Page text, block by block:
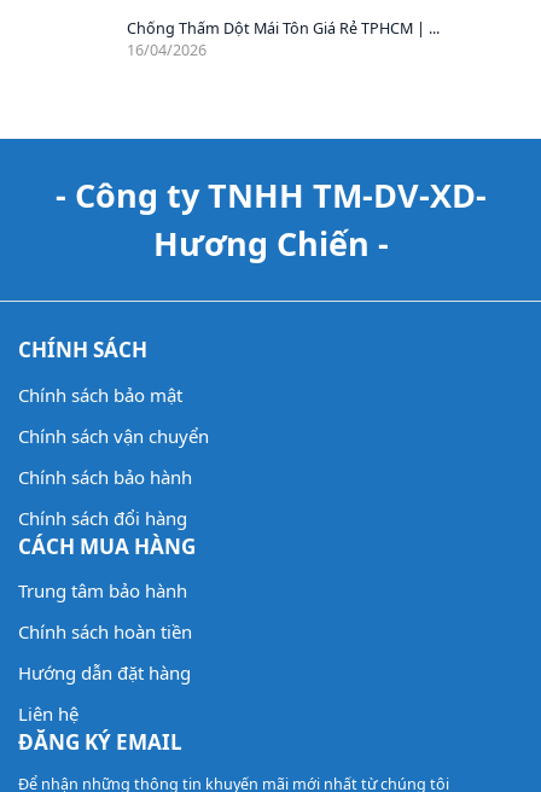
Chống Thấm Dột Mái Tôn Giá Rẻ TPHCM | ...
16/04/2026
- Công ty TNHH TM-DV-XD-
Hương Chiến -
CHÍNH SÁCH
Chính sách bảo mật
Chính sách vận chuyển
Chính sách bảo hành
Chính sách đổi hàng
CÁCH MUA HÀNG
Trung tâm bảo hành
Chính sách hoàn tiền
Hướng dẫn đặt hàng
Liên hệ
ĐĂNG KÝ EMAIL
Để nhận những thông tin khuyến mãi mới nhất từ chúng tôi